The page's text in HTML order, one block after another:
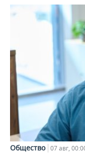
Общество 07 авг,